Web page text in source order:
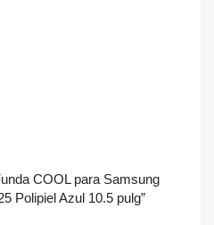
COOL para Samsung
Polipiel Azul 10.5 pulg”